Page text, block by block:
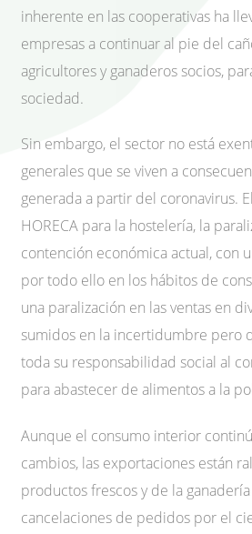
inherente en las cooperativas ha
empresas a continuar al pie del
agricultores y ganaderos socios,
sociedad.
Sin embargo, el sector no está
generales que se viven a
generada a partir del coronavirus.
HORECA para la hostelería, la
contención económica actual, con
por todo ello en los hábitos de
una paralización en las ventas en
sumidos en la incertidumbre pero
toda su responsabilidad social al
para abastecer de alimentos a la
Aunque el consumo interior
cambios, las exportaciones están
productos frescos y de la
cancelaciones de pedidos por el